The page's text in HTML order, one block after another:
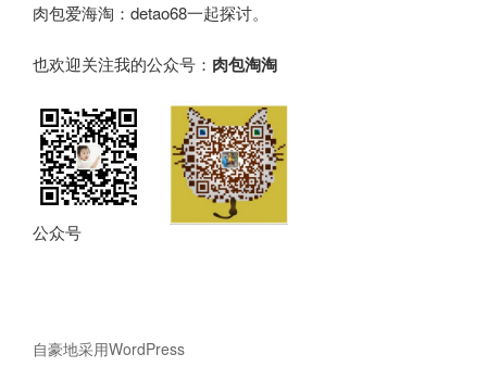
肉包爱海淘：detao68一起探讨。
也欢迎关注我的公众号： 肉包淘淘
公众号
自豪地采用WordPress